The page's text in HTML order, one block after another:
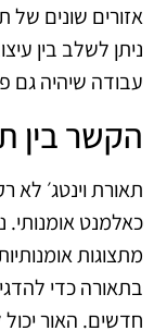
אזורים שונים של
ניתן לשלב בין
עבודה שיהיה גם
הקשר בין
תאורת וינטג׳ לא
כאלמנט אומנותי.
מתצוגות
בתאורה כדי
חדשים. האור